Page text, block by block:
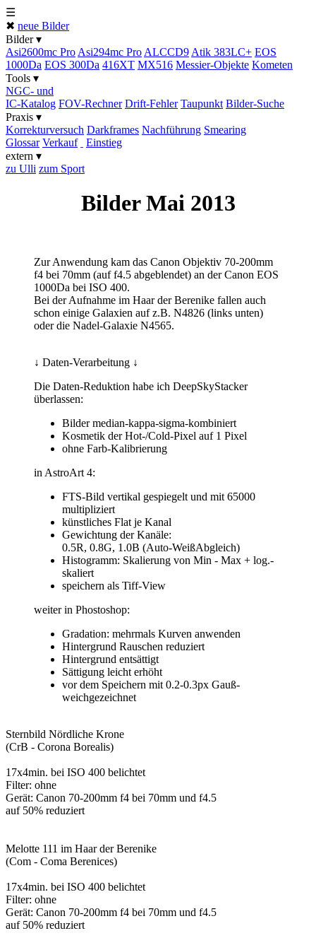
☰
✖ neue Bilder
Bilder ▾
Asi2600mc Pro Asi294mc Pro ALCCD9 Atik 383LC+ EOS
1000Da EOS 300Da 416XT MX516 Messier-Objekte Kometen
Tools ▾
NGC- und
IC-Katalog FOV-Rechner Drift-Fehler Taupunkt Bilder-Suche
Praxis ▾
Korrektur­versuch Darkframes Nachführung Smearing
Glossar Verkauf
Einstieg
extern ▾
zu Ulli zum Sport
Bilder Mai 2013
Zur Anwendung kam das Canon Objektiv 70-200mm
f4 bei 70mm (auf f4.5 abgeblendet) an der Canon EOS
1000Da bei ISO 400.
Bei der Aufnahme im Haar der Berenike fallen auch
schon einige Galaxien auf z.B. N4826 (links unten)
oder die Nadel-Galaxie N4565.
↓ Daten-Verarbeitung ↓
Die Daten-Reduktion habe ich DeepSkyStacker
überlassen:
Bilder median-kappa-sigma-kombiniert
Kosmetik der Hot-/Cold-Pixel auf 1 Pixel
ohne Farb-Kalibrierung
in AstroArt 4:
FTS-Bild vertikal gespiegelt und mit 65000
multipliziert
künstliches Flat je Kanal
Gewichtung der Kanäle:
0.5R, 0.8G, 1.0B (Auto-WeißAbgleich)
Histogramm: Skalierung von Min - Max + log.-
skaliert
speichern als Tiff-View
weiter in Phostoshop:
Gradation: mehrmals Kurven anwenden
Hintergrund Rauschen reduziert
Hintergrund entsättigt
Sättigung leicht erhöht
vor dem Speichern mit 0.2-0.3px Gauß-
weichgezeichnet
Sternbild Nördliche Krone
(CrB - Corona Borealis)
17x4min. bei ISO 400 belichtet
Filter: ohne
Gerät: Canon 70-200mm f4 bei 70mm und f4.5
auf 50% reduziert
Melotte 111 im Haar der Berenike
(Com - Coma Berenices)
17x4min. bei ISO 400 belichtet
Filter: ohne
Gerät: Canon 70-200mm f4 bei 70mm und f4.5
auf 50% reduziert